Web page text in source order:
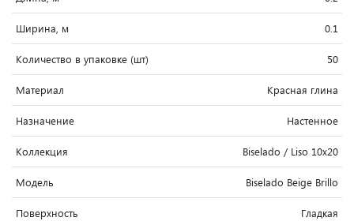
Ширина, м 0.1
Количество в упаковке (шт) 50
Материал Красная глина
Назначение Настенное
Коллекция Biselado / Liso 10x20
Модель Biselado Beige Brillo
Поверхность Гладкая